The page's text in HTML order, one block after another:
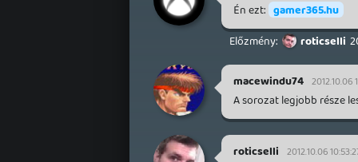
Én ezt: gamer365.hu
roticselli
macewindu74 2012.10.06
A sorozat legjobb része
roticselli 2012.10.06